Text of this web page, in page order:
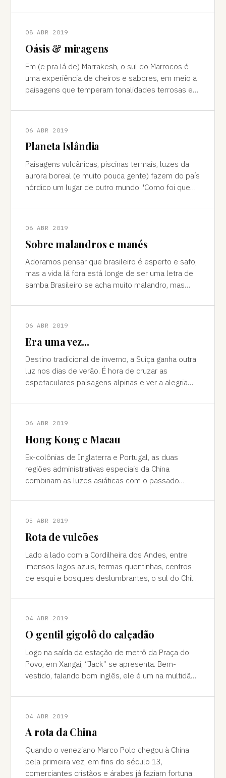
compreens
08 ABR 2019
Oásis & miragens
Em (e pra lá de) Marrakesh, o sul do Marrocos é
uma experiência de cheiros e sabores, em meio a
paisagens que temperam tonalidades terrosas e
06 ABR 2019
Planeta Islândia
Paisagens vulcânicas, piscinas termais, luzes da
aurora boreal (e muito pouca gente) fazem do país
nórdico um lugar de outro mundo "Como foi que
06 ABR 2019
Sobre malandros e manés
Adoramos pensar que brasileiro é esperto e safo,
mas a vida lá fora está longe de ser uma letra de
samba Brasileiro se acha muito malandro, mas
06 ABR 2019
Era uma vez...
Destino tradicional de inverno, a Suíça ganha outra
luz nos dias de verão. É hora de cruzar as
espetaculares paisagens alpinas e ver a alegria
06 ABR 2019
Hong Kong e Macau
Ex-colônias de Inglaterra e Portugal, as duas
regiões administrativas especiais da China
combinam as luzes asiáticas com o passado
05 ABR 2019
Rota de vulcões
Lado a lado com a Cordilheira dos Andes, entre
imensos lagos azuis, termas quentinhas, centros
de esqui e bosques deslumbrantes, o sul do Chile
04 ABR 2019
O gentil gigolô do calçadão
Logo na saída da estação de metrô da Praça do
Povo, em Xangai, “Jack” se apresenta. Bem-
vestido, falando bom inglês, ele é um na multidão
04 ABR 2019
A rota da China
Quando o veneziano Marco Polo chegou à China
pela primeira vez, em ﬁns do século 13,
comerciantes cristãos e árabes já faziam fortuna